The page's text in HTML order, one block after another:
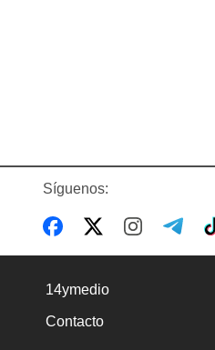
Síguenos:
14ymedio
Contacto